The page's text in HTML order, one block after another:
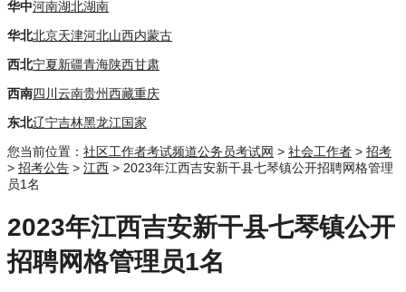
华中河南湖北湖南
华北北京天津河北山西内蒙古
西北宁夏新疆青海陕西甘肃
西南四川 云南贵州西藏重庆
东北辽宁吉林黑龙江国家
您当前位置： 社区工作者考试频道公务员考试网 > 社会工作者 > 招考
> 招考公告 > 江西 > 2023年江西吉安新干县七琴镇公开招聘网格管理
员1名
2023年江西吉安新干县七琴镇公开
招聘网格管理员1名